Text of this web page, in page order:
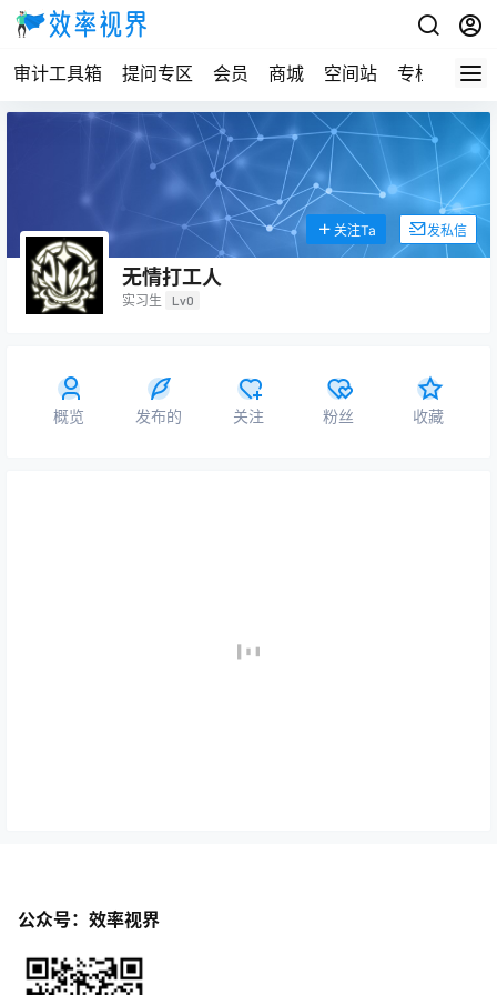
审计工具箱 提问专区 会员 商城 空间站 专栏
无情打工人
实习生 Lv0
关注Ta 发私信
概览 发布的 关注 粉丝 收藏
公众号：效率视界